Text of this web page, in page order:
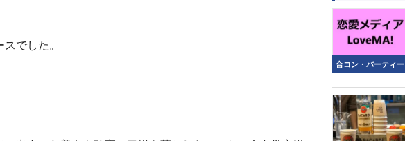
でした。
合コン・パーティー